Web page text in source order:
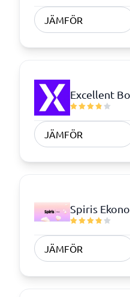
JÄMFÖR
Excellent
JÄMFÖR
Spiris
JÄMFÖR